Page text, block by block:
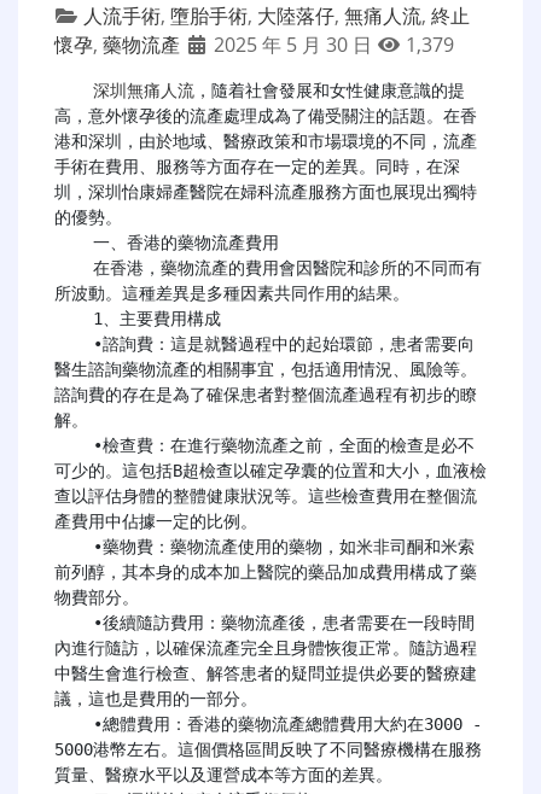
人流手術, 墮胎手術, 大陸落仔, 無痛人流, 終止
懷孕, 藥物流產 2025 年 5 月 30 日 1,379
深圳無痛人流 ，隨着社會發展和女性健康意識的提
高，意外懷孕後的流產處理成為了備受關注的話題。在香
港和深圳，由於地域、醫療政策和市場環境的不同，流產
手術在費用、服務等方面存在一定的差異。同時，在深
圳，深圳怡康婦產醫院在婦科流產服務方面也展現出獨特
的優勢。
所波動。這種差異是多種因素共同作用的結果。
醫生諮詢藥物流產的相關事宜，包括適用情況、風險等。
諮詢費的存在是為了確保患者對整個流產過程有初步的瞭
解。
可少的。這包括B超檢查以確定孕囊的位置和大小，血液檢
查以評估身體的整體健康狀況等。這些檢查費用在整個流
產費用中佔據一定的比例。
前列醇，其本身的成本加上醫院的藥品加成費用構成了藥
物費部分。
內進行隨訪，以確保流產完全且身體恢復正常。隨訪過程
中醫生會進行檢查、解答患者的疑問並提供必要的醫療建
議，這也是費用的一部分。
5000港幣左右。這個價格區間反映了不同醫療機構在服務
質量、醫療水平以及運營成本等方面的差異。